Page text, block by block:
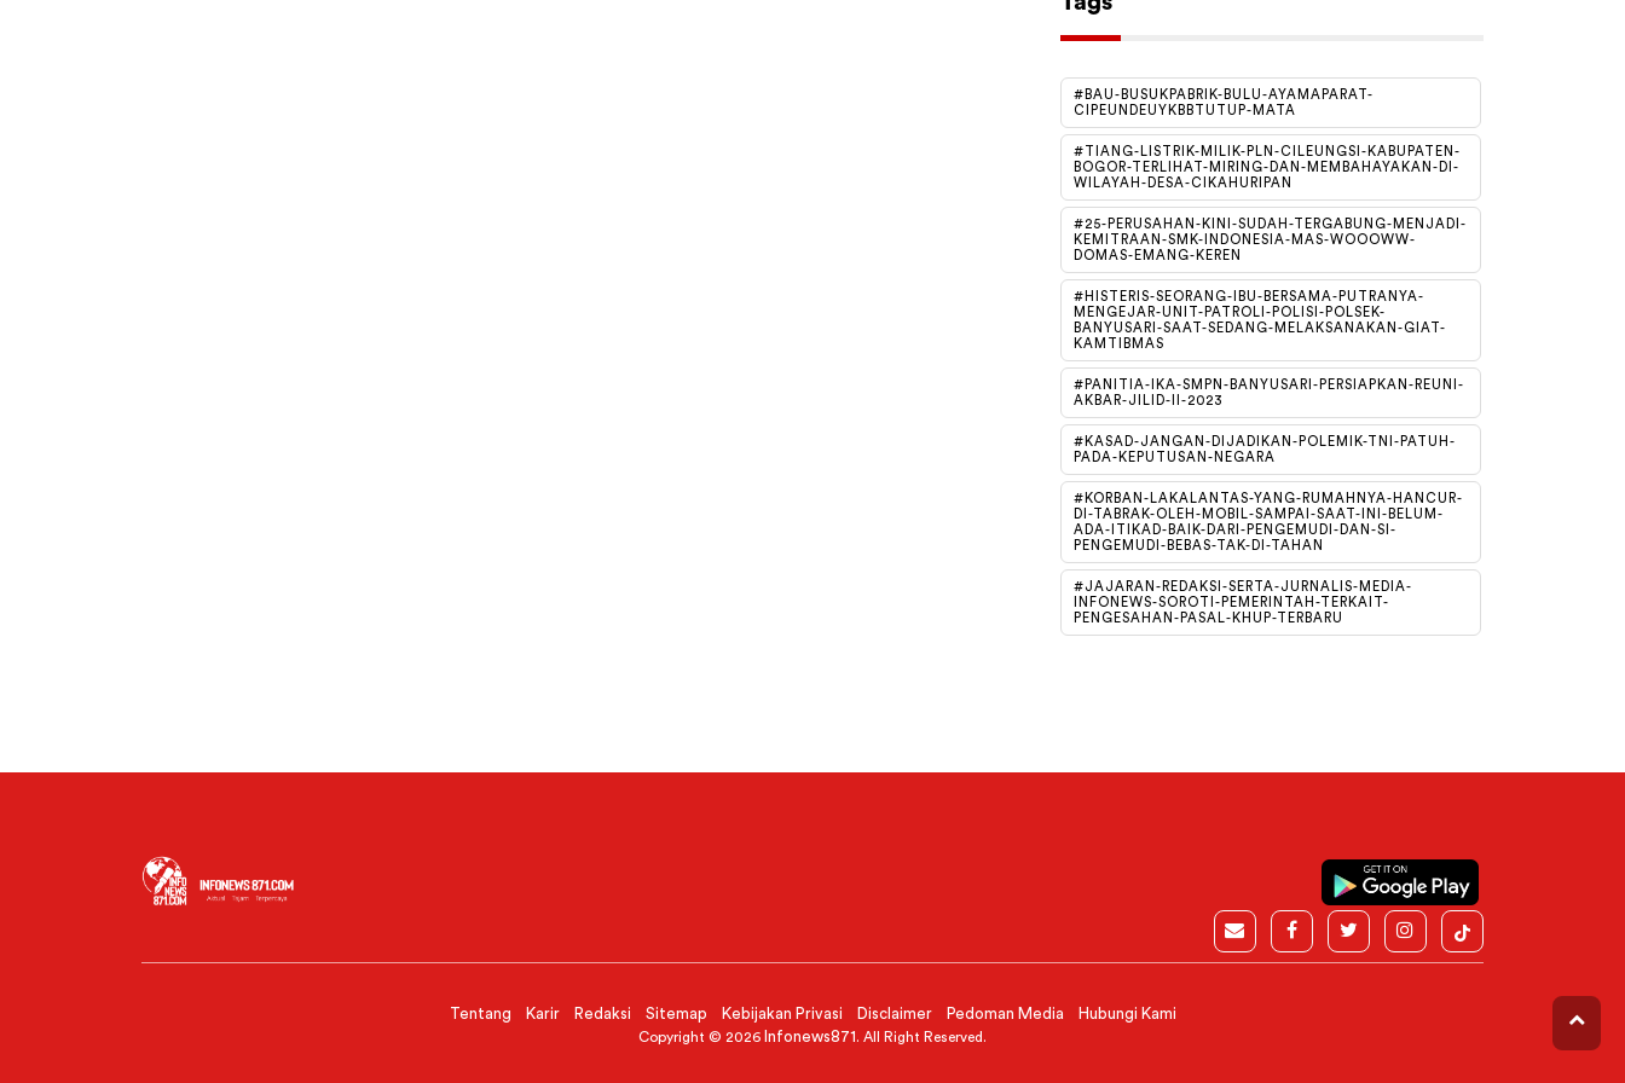
#BAU-BUSUKPABRIK-BULU-AYAMAPARAT-
CIPEUNDEUYKBBTUTUP-MATA
#TIANG-LISTRIK-MILIK-PLN-CILEUNGSI-KABUPATEN-
BOGOR-TERLIHAT-MIRING-DAN-MEMBAHAYAKAN-DI-
WILAYAH-DESA-CIKAHURIPAN
#25-PERUSAHAN-KINI-SUDAH-TERGABUNG-MENJADI-
KEMITRAAN-SMK-INDONESIA-MAS-WOOOWW-
DOMAS-EMANG-KEREN
#HISTERIS-SEORANG-IBU-BERSAMA-PUTRANYA-
MENGEJAR-UNIT-PATROLI-POLISI-POLSEK-
BANYUSARI-SAAT-SEDANG-MELAKSANAKAN-GIAT-
KAMTIBMAS
#PANITIA-IKA-SMPN-BANYUSARI-PERSIAPKAN-REUNI-
AKBAR-JILID-II-2023
#KASAD-JANGAN-DIJADIKAN-POLEMIK-TNI-PATUH-
PADA-KEPUTUSAN-NEGARA
#KORBAN-LAKALANTAS-YANG-RUMAHNYA-HANCUR-
DI-TABRAK-OLEH-MOBIL-SAMPAI-SAAT-INI-BELUM-
ADA-ITIKAD-BAIK-DARI-PENGEMUDI-DAN-SI-
PENGEMUDI-BEBAS-TAK-DI-TAHAN
#JAJARAN-REDAKSI-SERTA-JURNALIS-MEDIA-
INFONEWS-SOROTI-PEMERINTAH-TERKAIT-
PENGESAHAN-PASAL-KHUP-TERBARU
Tentang Karir Redaksi Sitemap Kebijakan Privasi Disclaimer Pedoman Media Hubungi Kami
Copyright © 2026 Infonews871 . All Right Reserved.